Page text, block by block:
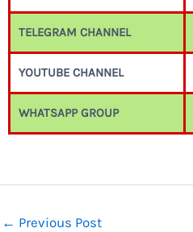
TELEGRAM CHANNEL
YOUTUBE CHANNEL
WHATSAPP GROUP
← Previous Post